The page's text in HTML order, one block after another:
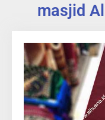
masjid